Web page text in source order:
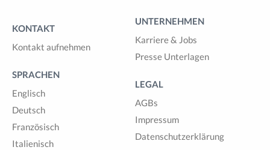
KONTAKT
Kontakt aufnehmen
SPRACHEN
Englisch
Deutsch
Französisch
Italienisch
UNTERNEHMEN
Karriere & Jobs
Presse Unterlagen
LEGAL
AGBs
Impressum
Datenschutzerklärung